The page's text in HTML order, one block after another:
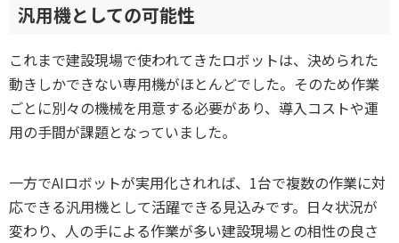
汎用機としての可能性
これまで建設現場で使われてきたロボットは、決められた
動きしかできない専用機がほとんどでした。そのため作業
ごとに別々の機械を用意する必要があり、導入コストや運
用の手間が課題となっていました。
一方でAIロボットが実用化されれば、1台で複数の作業に対
応できる汎用機として活躍できる見込みです。日々状況が
変わり、人の手による作業が多い建設現場との相性の良さ